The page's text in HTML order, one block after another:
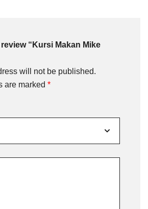
“Kursi Makan Mike
will not be published.
are marked *